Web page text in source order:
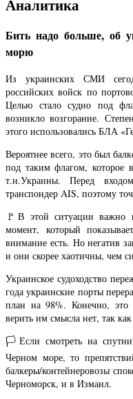
Бить надо больше, об
морю
Из украинских СМИ
российских войск по
Целью стало судно под
возникло возгорание.
этого использовались БЛА
Вероятнее всего, это был
под таким флагом, которое
т.н.Украины. Перед
транспондер AIS, поэтому
🚩В этой ситуации важно
момент, который
внимание есть. Но негатив
и они скорее хаотичны, чем
Украинское судоходство
года украинские порты
план на 98%. Конечно, это
верить им смысла нет, так
🏳️Если смотреть на
Черном море, то
балкеры/контейнеровозы
Черноморск, и в Измаил.